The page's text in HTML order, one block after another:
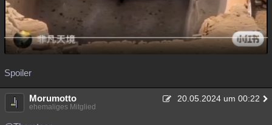
Spoiler
Morumotto 20.05.2024 um 00:22
ehemaliges Mitglied